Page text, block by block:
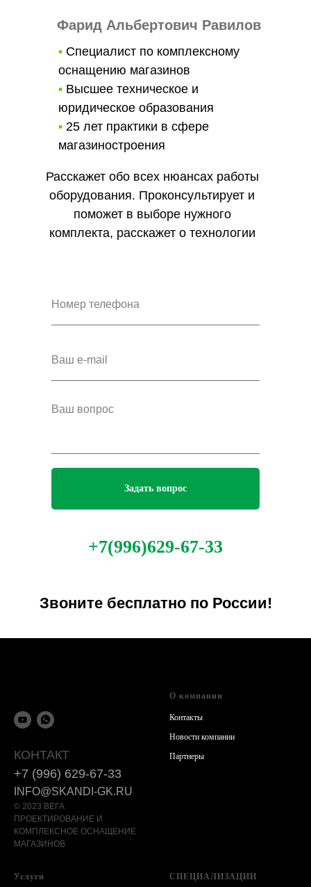
Фарид Альбертович Равилов
• Специалист по комплексному
оснащению магазинов
• Высшее техническое и
юридическое образования
• 25 лет практики в сфере
магазиностроения
Расскажет обо всех нюансах работы
оборудования. Проконсультирует и
поможет в выборе нужного
комплекта, расскажет о технологии
Задать вопрос
+7(996)629-67-33
Звоните бесплатно по России!
КОНТАКТ
+7 (996) 629-67-33
INFO@SKANDI-GK.RU
© 2023 ВЕГА
ПРОЕКТИРОВАНИЕ И
КОМПЛЕКСНОЕ ОСНАЩЕНИЕ
МАГАЗИНОВ
О компании
Контакты
Новости компании
Партнеры
Услуги СПЕЦИАЛИЗАЦИИ